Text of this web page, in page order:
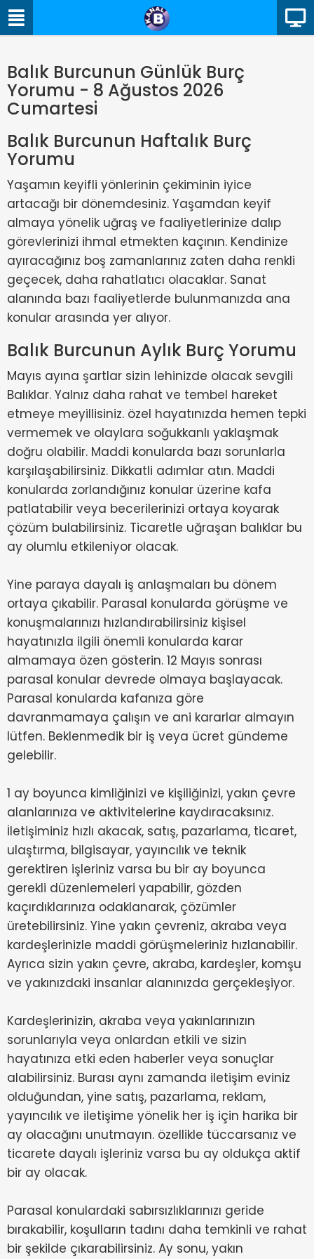
Balık Burcunun Günlük Burç
Yorumu - 8 Ağustos 2026
Cumartesi
Balık Burcunun Haftalık Burç
Yorumu
Yaşamın keyifli yönlerinin çekiminin iyice
artacağı bir dönemdesiniz. Yaşamdan keyif
almaya yönelik uğraş ve faaliyetlerinize dalıp
görevlerinizi ihmal etmekten kaçının. Kendinize
ayıracağınız boş zamanlarınız zaten daha renkli
geçecek, daha rahatlatıcı olacaklar. Sanat
alanında bazı faaliyetlerde bulunmanızda ana
konular arasında yer alıyor.
Balık Burcunun Aylık Burç Yorumu
Mayıs ayına şartlar sizin lehinizde olacak sevgili
Balıklar. Yalnız daha rahat ve tembel hareket
etmeye meyillisiniz. özel hayatınızda hemen tepki
vermemek ve olaylara soğukkanlı yaklaşmak
doğru olabilir. Maddi konularda bazı sorunlarla
karşılaşabilirsiniz. Dikkatli adımlar atın. Maddi
konularda zorlandığınız konular üzerine kafa
patlatabilir veya becerilerinizi ortaya koyarak
çözüm bulabilirsiniz. Ticaretle uğraşan balıklar bu
ay olumlu etkileniyor olacak.
Yine paraya dayalı iş anlaşmaları bu dönem
ortaya çıkabilir. Parasal konularda görüşme ve
konuşmalarınızı hızlandırabilirsiniz kişisel
hayatınızla ilgili önemli konularda karar
almamaya özen gösterin. 12 Mayıs sonrası
parasal konular devrede olmaya başlayacak.
Parasal konularda kafanıza göre
davranmamaya çalışın ve ani kararlar almayın
lütfen. Beklenmedik bir iş veya ücret gündeme
gelebilir.
1 ay boyunca kimliğinizi ve kişiliğinizi, yakın çevre
alanlarınıza ve aktivitelerine kaydıracaksınız.
İletişiminiz hızlı akacak, satış, pazarlama, ticaret,
ulaştırma, bilgisayar, yayıncılık ve teknik
gerektiren işleriniz varsa bu bir ay boyunca
gerekli düzenlemeleri yapabilir, gözden
kaçırdıklarınıza odaklanarak, çözümler
üretebilirsiniz. Yine yakın çevreniz, akraba veya
kardeşlerinizle maddi görüşmeleriniz hızlanabilir.
Ayrıca sizin yakın çevre, akraba, kardeşler, komşu
ve yakınızdaki insanlar alanınızda gerçekleşiyor.
Kardeşlerinizin, akraba veya yakınlarınızın
sorunlarıyla veya onlardan etkili ve sizin
hayatınıza etki eden haberler veya sonuçlar
alabilirsiniz. Burası aynı zamanda iletişim eviniz
olduğundan, yine satış, pazarlama, reklam,
yayıncılık ve iletişime yönelik her iş için harika bir
ay olacağını unutmayın. özellikle tüccarsanız ve
ticarete dayalı işleriniz varsa bu ay oldukça aktif
bir ay olacak.
Parasal konulardaki sabırsızlıklarınızı geride
bırakabilir, koşulların tadını daha temkinli ve rahat
bir şekilde çıkarabilirsiniz. Ay sonu, yakın